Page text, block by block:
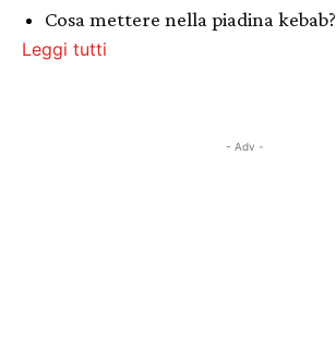
Cosa mettere nella piadina kebab?
Leggi tutti
- Adv -